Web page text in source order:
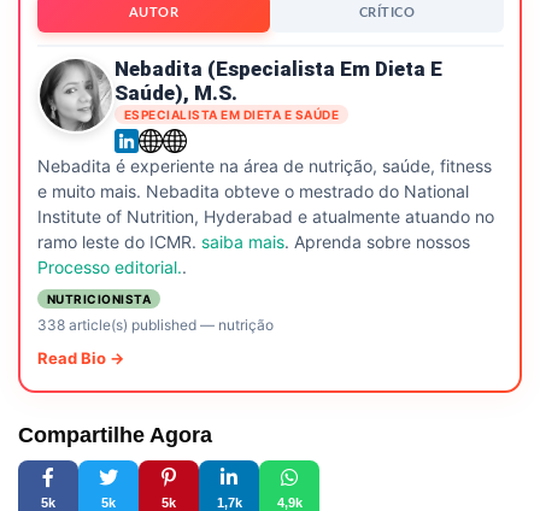
AUTOR CRÍTICO
Nebadita (especialista Em Dieta E
Saúde), M.S.
ESPECIALISTA EM DIETA E SAÚDE
Nebadita é experiente na área de nutrição, saúde, fitness
e muito mais. Nebadita obteve o mestrado do National
Institute of Nutrition, Hyderabad e atualmente atuando no
ramo leste do ICMR. saiba mais. Aprenda sobre nossos
Processo editorial..
NUTRICIONISTA
338 article(s) published— nutrição
Read Bio →
Compartilhe Agora
5k 5k 5k 1,7k 4,9k